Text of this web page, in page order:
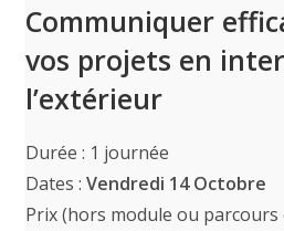
Communiquer
vos projets en
l’extérieur
Durée : 1 journée
Dates :Vendredi 14 Octobre
Prix (hors module ou parcours